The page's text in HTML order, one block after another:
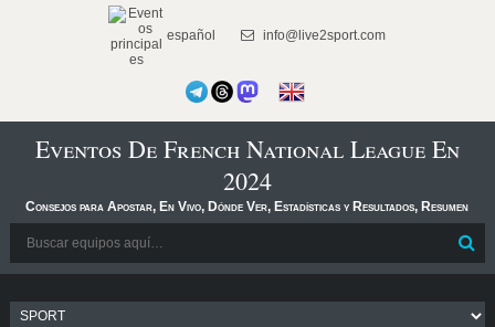
español info@live2sport.com
Eventos De French National League En
2024
Consejos para Apostar, En Vivo, Dónde Ver, Estadísticas y Resultados, Resumen